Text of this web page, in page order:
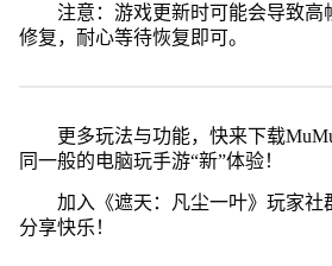
注意：游戏更新时可能会导致高
修复，耐心等待恢复即可。
更多玩法与功能，快来下载
同一般的电脑玩手游“新”体验！
加入《遮天：凡尘一叶》玩家社
分享快乐！